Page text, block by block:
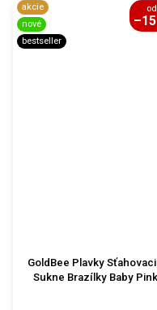
akcie
nové
bestseller
od
GoldBee Plavky
Sukne Brazílky Baby Pink